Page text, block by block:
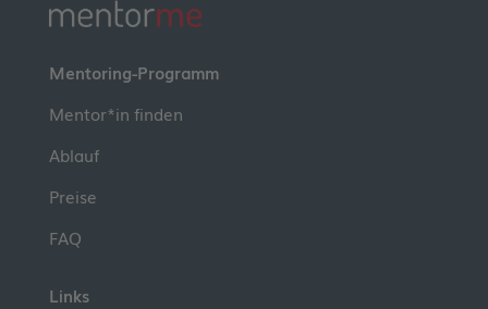
Mentoring-Programm
Mentor*in finden
Ablauf
Preise
FAQ
Links